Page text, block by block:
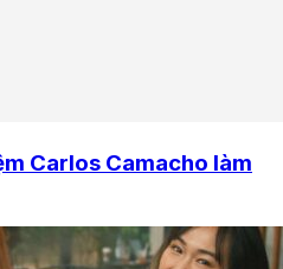
Carlos Camacho làm